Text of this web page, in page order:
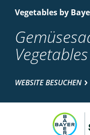
Vegetables by
WEBSITE BESUCHEN